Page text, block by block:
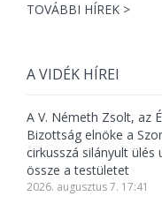
TOVÁBBI HÍREK >
A VIDÉK HÍREI
A V. Németh Zsolt, az
Bizottság elnöke a
cirkusszá silányult ülés
össze a testületet
2026. augusztus 7. 17:41